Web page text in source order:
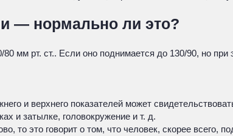
— нормально ли это?
мм рт. ст.. Если оно поднимается до 130/90, но
и верхнего показателей может
и затылке, головокружение и т. д.
то это говорит о том, что человек, скорее всего,